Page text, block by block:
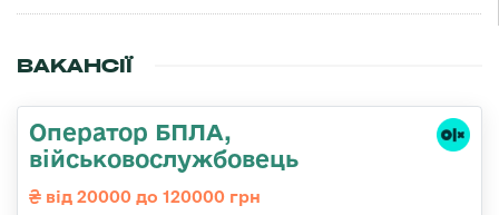
ВАКАНСІЇ
Оператор БПЛА,
військовослужбовець
від 20000 до 120000 грн